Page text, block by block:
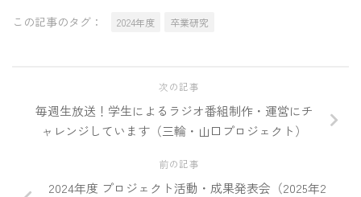
この記事のタグ： 2024年度 卒業研究
次の記事
毎週生放送！学生によるラジオ番組制作・運営にチ
ャレンジしています（三輪・山口プロジェクト）
前の記事
2024年度 プロジェクト活動・成果発表会（2025年2